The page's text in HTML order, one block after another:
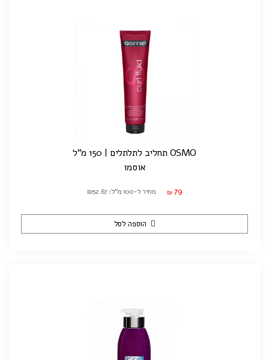
OSMO תחליב לתלתלים | 150 מ"ל
אוסמו
₪ 79 מחיר ל-100 מ"ל: ₪52.67
הוספה לסל